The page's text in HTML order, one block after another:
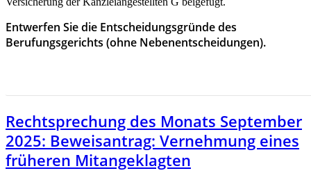
Entwerfen Sie die Entscheidungsgründe des
Berufungsgerichts (ohne Nebenentscheidungen).
Rechtsprechung des Monats September
2025: Beweisantrag: Vernehmung eines
früheren Mitangeklagten